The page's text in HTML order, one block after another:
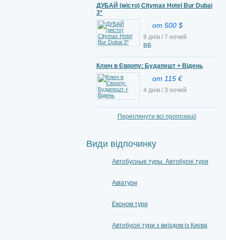
ДУБАЙ (місто) Citymax Hotel Bur Dubai
3*
от 500 $
8 днів / 7 ночей
BB
Ключ в Європу: Будапешт + Відень
от 115 €
4 днів / 3 ночей
Переглянути всі пропозиції
Види відпочинку
Автобусные туры. Автобусні тури
Авіатури
Економ тури
Автобусні тури з виїздом із Києва